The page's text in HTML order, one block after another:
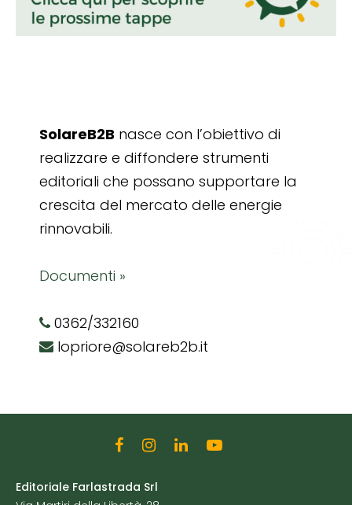
SolareB2B nasce con l’obiettivo di
realizzare e diffondere strumenti
editoriali che possano supportare la
crescita del mercato delle energie
rinnovabili.
Documenti »
0362/332160
lopriore@solareb2b.it
Editoriale Farlastrada Srl